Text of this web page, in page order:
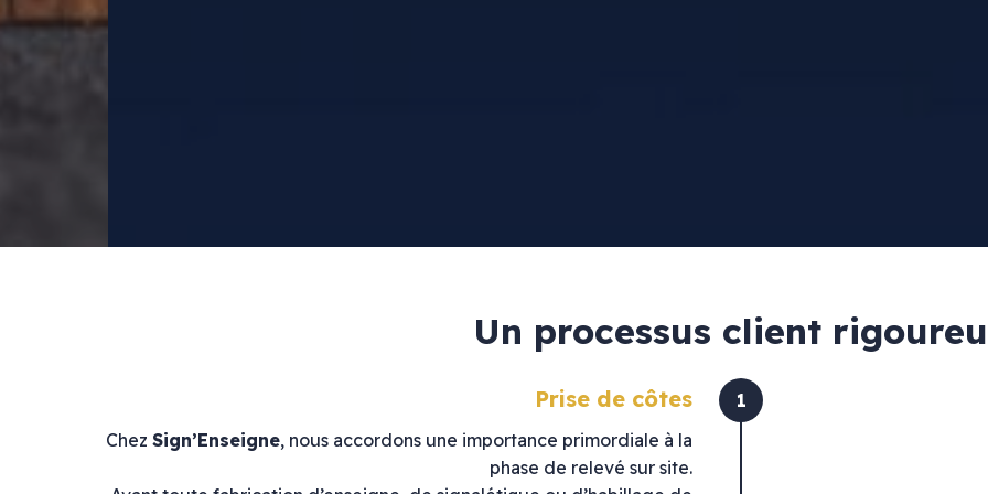
Un processus client
1
Prise de côtes
Chez Sign’Enseigne, nous accordons une importance primordiale à la
phase de relevé sur site.